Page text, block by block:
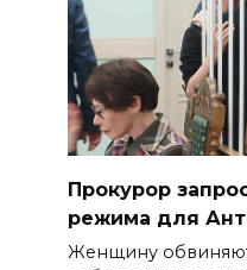
​Прокурор
режима для
Женщину